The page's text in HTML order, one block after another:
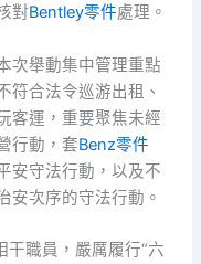
對Bentley零件處理。
次舉動集中管理重點
符合法令巡游出租、
客運，重要聚焦未經
行動，套Benz零件
安守法行動，以及不
安次序的守法行動。
干職員，嚴厲履行“六